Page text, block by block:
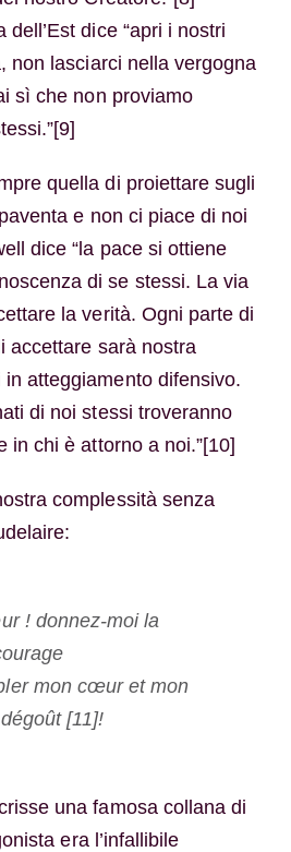
dell’Est dice “apri i nostri
non lasciarci nella vergogna
sì che non proviamo
quella di proiettare sugli
e non ci piace di noi
dice “la pace si ottiene
di se stessi. La via
la verità. Ogni parte di
accettare sarà nostra
atteggiamento difensivo.
di noi stessi troveranno
in chi è attorno a noi.”[10]
complessità senza
! donnez-moi la
mon cœur et mon
[11]!
una famosa collana di
era l’infallibile